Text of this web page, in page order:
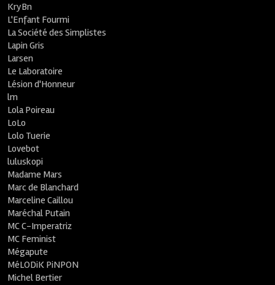
KryBn
L'Enfant Fourmi
La Société des Simplistes
Lapin Gris
Larsen
Le Laboratoire
Lésion d'Honneur
lm
Lola Poireau
LoLo
Lolo Tuerie
Lovebot
luluskopi
Madame Mars
Marc de Blanchard
Marceline Caillou
Maréchal Putain
MC C-Imperatriz
MC Feminist
Mégapute
MéLODiK PiNPON
Michel Bertier